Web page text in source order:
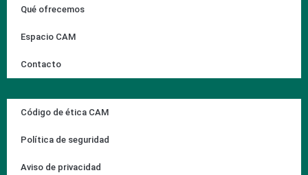
Qué ofrecemos
Espacio CAM
Contacto
Código de ética CAM
Política de seguridad
Aviso de privacidad